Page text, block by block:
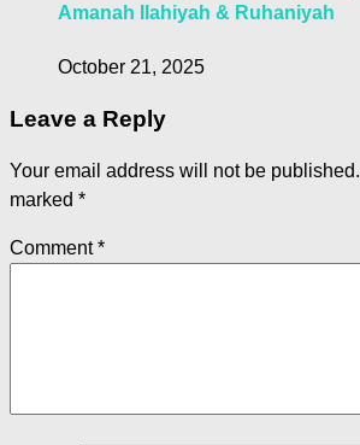
Amanah Ilahiyah & Ruhaniyah
October 21, 2025
Leave a Reply
Your email address will not be published.
marked *
Comment*